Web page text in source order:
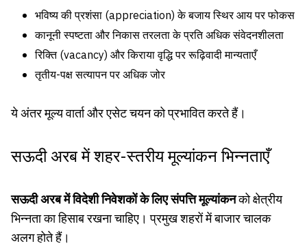
भविष्य की प्रशंसा (appreciation) के बजाय स्थिर आय पर फोकस
कानूनी स्पष्टता और निकास तरलता के प्रति अधिक संवेदनशीलता
रिक्ति (vacancy) और किराया वृद्धि पर रूढ़िवादी मान्यताएँ
तृतीय-पक्ष सत्यापन पर अधिक जोर
ये अंतर मूल्य वार्ता और एसेट चयन को प्रभावित करते हैं।
सऊदी अरब में शहर-स्तरीय मूल्यांकन भिन्नताएँ
सऊदी अरब में विदेशी निवेशकों के लिए संपत्ति मूल्यांकनको क्षेत्रीय
भिन्नता का हिसाब रखना चाहिए। प्रमुख शहरों में बाजार चालक
अलग होते हैं।